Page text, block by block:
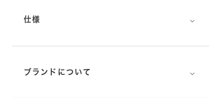
仕様 ⌵
ブランドについて ⌵